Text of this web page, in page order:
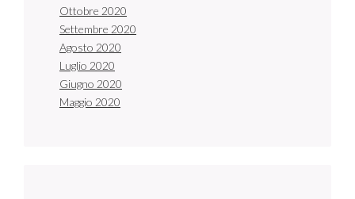
Ottobre 2020
Settembre 2020
Agosto 2020
Luglio 2020
Giugno 2020
Maggio 2020